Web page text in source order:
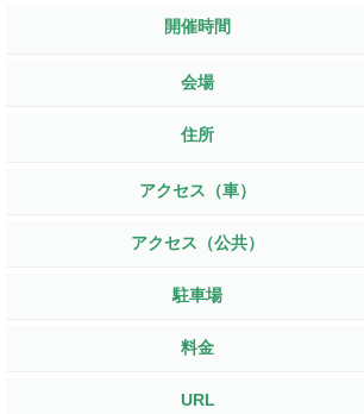
開催時間
会場
住所
アクセス（車）
アクセス（公共）
駐車場
料金
URL